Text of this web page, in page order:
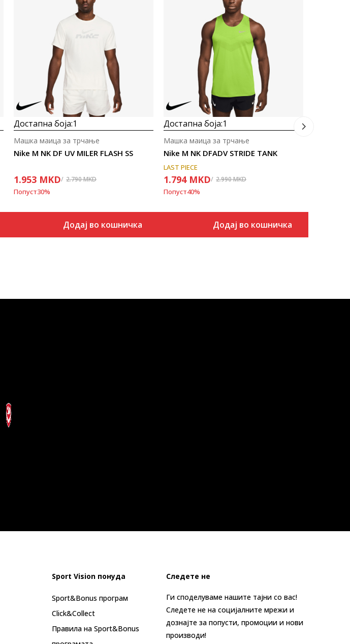
Достапна боја:1
Nike M NK DF UV MILER FLASH SS
Машка маица за трчање
1.953 MKD 2.790MKD
Попуст30%
Додај во кошничка
Достапна боја:1
Nike M NK DFADV STRIDE TANK
Машка маица за трчање
LAST PIECE
1.794 MKD 2.990MKD
Попуст40%
Додај во кошничка
Sport Vision понуда
Sport&Bonus програм
Click&Collect
Правила на Sport&Bonus
Следете не
Ги споделуваме нашите тајни со вас!
Следете не на социјалните мрежи и
дознајте за попусти, промоции и нови
производи!